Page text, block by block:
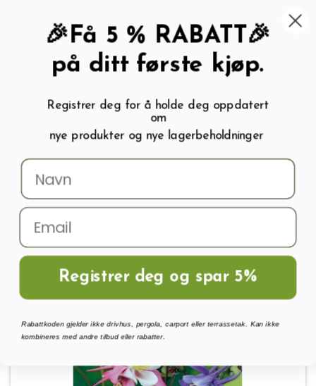
My wishlist ( 0
Menu Søk Logg inn Handlevogn
Hjem
🎉Få 5 % RABATT🎉
på ditt første kjøp.
Registrer deg for å holde deg oppdatert
om
nye produkter og nye lagerbeholdninger
Registrer deg og spar 5%
Rabattkoden gjelder ikke drivhus, pergola, carport eller terrassetak. Kan ikke
kombineres med andre tilbud eller rabatter.